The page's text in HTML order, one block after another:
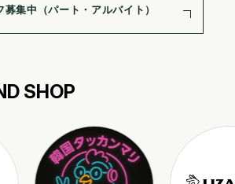
募集中（パート・アルバイト）
SHOP